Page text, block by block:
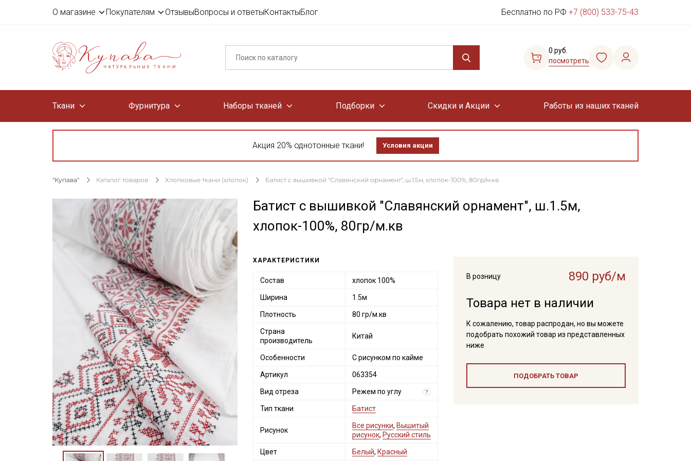
О магазине Покупателям ОтзывыВопросы и ответыКонтактыБлог Бесплатно по РФ +7 (800) 533-75-43
0 руб.
посмотреть
Ткани Фурнитура Наборы тканей Подборки Скидки и Акции Работы из наших тканей
Акция 20% однотонные ткани! Условия акции
"Купава" Каталог товаров Хлопковые ткани (хлопок) Батист с вышивкой "Славянский орнамент", ш.1.5м, хлопок-100%, 80гр/м.кв
Батист с вышивкой "Славянский орнамент", ш.1.5м,
хлопок-100%, 80гр/м.кв
В розницу
890 руб/м
Товара нет в наличии
К сожалению, товар распродан, но вы можете
подобрать похожий товар из представленных
ниже
ПОДОБРАТЬ ТОВАР
ХАРАКТЕРИСТИКИ
Состав хлопок 100%
Ширина 1.5м
Плотность 80 гр/м.кв
Страна
производитель
Китай
Особенности С рисунком по кайме
Артикул 063354
Вид отреза Режем по углу ?
Тип ткани Батист
Рисунок
Все рисунки, Вышитый
рисунок, Русский стиль
Цвет Белый, Красный